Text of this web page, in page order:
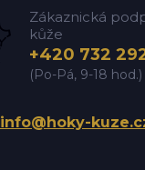
Zákaznická
kůže
+420 732
(Po-Pá, 9-18 hod.)
info@hoky-